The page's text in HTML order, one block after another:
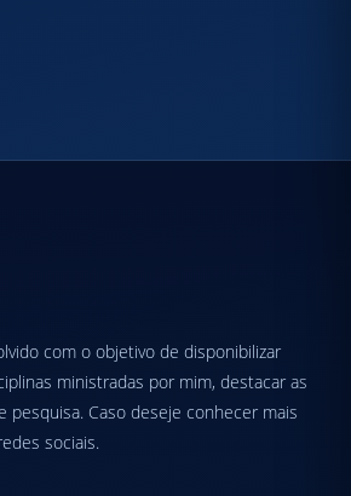
com o objetivo de disponibilizar
ministradas por mim, destacar as
pesquisa. Caso deseje conhecer mais
sociais.